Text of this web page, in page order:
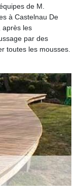
de M.
à Castelnau De
après les
par des
toutes les mousses.